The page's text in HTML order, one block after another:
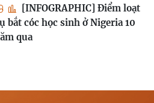
[INFOGRAPHIC] Điểm loạt
bắt cóc học sinh ở Nigeria 10
qua